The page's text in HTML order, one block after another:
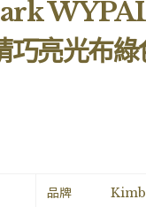
巧亮光布綠
品牌